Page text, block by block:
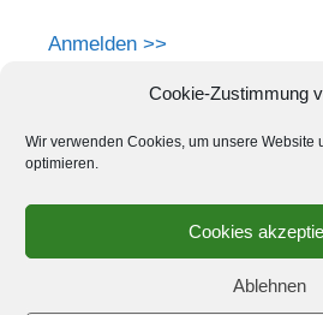
Cookie-Zustimmung
Wir verwenden Cookies, um unsere Website
optimieren.
Cookies
Ablehnen
Anmelden >>